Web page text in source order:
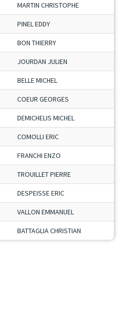
MARTIN CHRISTOPHE
PINEL EDDY
BON THIERRY
JOURDAN JULIEN
BELLE MICHEL
COEUR GEORGES
DEMICHELIS MICHEL
COMOLLI ERIC
FRANCHI ENZO
TROUILLET PIERRE
DESPEISSE ERIC
VALLON EMMANUEL
BATTAGLIA CHRISTIAN